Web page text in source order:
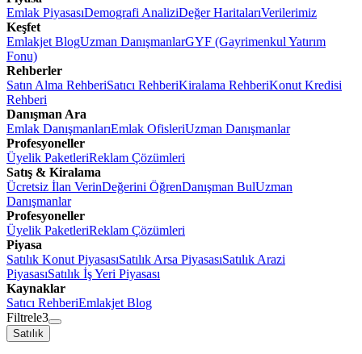
Emlak PiyasasıDemografi AnaliziDeğer HaritalarıVerilerimiz
Keşfet
Emlakjet BlogUzman DanışmanlarGYF (Gayrimenkul Yatırım
Fonu)
Rehberler
Satın Alma RehberiSatıcı RehberiKiralama RehberiKonut Kredisi
Rehberi
Danışman Ara
Emlak DanışmanlarıEmlak OfisleriUzman Danışmanlar
Profesyoneller
Üyelik PaketleriReklam Çözümleri
Satış & Kiralama
Ücretsiz İlan VerinDeğerini ÖğrenDanışman BulUzman
Danışmanlar
Profesyoneller
Üyelik PaketleriReklam Çözümleri
Piyasa
Satılık Konut PiyasasıSatılık Arsa PiyasasıSatılık Arazi
PiyasasıSatılık İş Yeri Piyasası
Kaynaklar
Satıcı RehberiEmlakjet Blog
Filtrele3
Satılık